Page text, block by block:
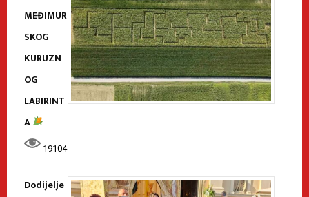
MEĐIMUR
SKOG
KURUZN
OG
LABIRINT
A
19104
Dodijelje